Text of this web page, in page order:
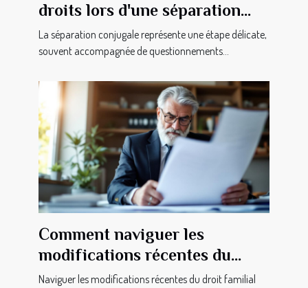
droits lors d'une séparation
conjugale
La séparation conjugale représente une étape délicate,
souvent accompagnée de questionnements...
Comment naviguer les
modifications récentes du
droit familial ?
Naviguer les modifications récentes du droit familial